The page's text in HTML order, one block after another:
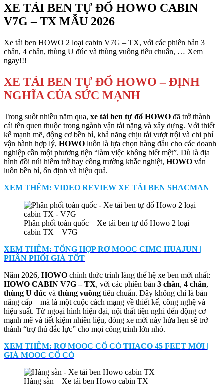
XE TẢI BEN TỰ ĐỔ HOWO CABIN
V7G – TX MẪU 2026
Xe tải ben HOWO 2 loại cabin V7G – TX, với các phiên bản 3
chân, 4 chân, thùng U đúc và thùng vuông tiêu chuẩn, … Xem
ngay!!!
XE TẢI BEN TỰ ĐỔ HOWO – ĐỊNH
NGHĨA CỦA SỨC MẠNH
Trong suốt nhiều năm qua, xe tải ben tự đổ HOWO đã trở thành
cái tên quen thuộc trong ngành vận tải nặng và xây dựng. Với thiết
kế mạnh mẽ, động cơ bền bỉ, khả năng chịu tải vượt trội và chi phí
vận hành hợp lý, HOWO luôn là lựa chọn hàng đầu cho các doanh
nghiệp cần một phương tiện “làm việc không biết mệt”. Dù là địa
hình đồi núi hiểm trở hay công trường khắc nghiệt, HOWO vẫn
luôn bền bỉ, ổn định và hiệu quả.
XEM THÊM: VIDEO REVIEW XE TẢI BEN SHACMAN
Phân phối toàn quốc – Xe tải ben tự đổ Howo 2 loại
cabin TX – V7G
XEM THÊM: TỔNG HỢP RƠ MOOC CIMC HUAJUN |
PHÂN PHỐI GIÁ TỐT
Năm 2026, HOWO chính thức trình làng thế hệ xe ben mới nhất:
HOWO CABIN V7G – TX, với các phiên bản 3 chân, 4 chân,
thùng U đúc và thùng vuông tiêu chuẩn. Đây không chỉ là bản
nâng cấp – mà là một cuộc cách mạng về thiết kế, công nghệ và
hiệu suất. Từ ngoại hình hiện đại, nội thất tiện nghi đến động cơ
mạnh mẽ và tiết kiệm nhiên liệu, dòng xe mới này hứa hẹn sẽ trở
thành “trợ thủ đắc lực” cho mọi công trình lớn nhỏ.
XEM THÊM: RƠ MOOC CỔ CÒ THACO 45 FEET MỚI |
GIÁ MOOC CỔ CÒ
Hàng sẵn – Xe tải ben Howo cabin TX